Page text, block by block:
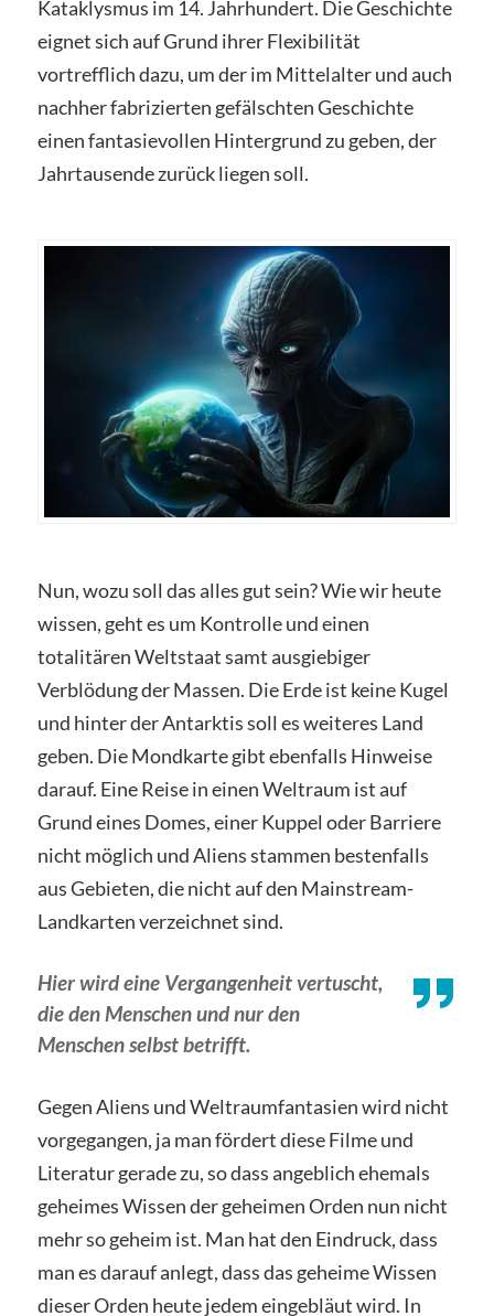
Kataklysmus im 14. Jahrhundert. Die Geschichte
eignet sich auf Grund ihrer Flexibilität
vortrefflich dazu, um der im Mittelalter und auch
nachher fabrizierten gefälschten Geschichte
einen fantasievollen Hintergrund zu geben, der
Jahrtausende zurück liegen soll.
Nun, wozu soll das alles gut sein? Wie wir heute
wissen, geht es um Kontrolle und einen
totalitären Weltstaat samt ausgiebiger
Verblödung der Massen. Die Erde ist keine Kugel
und hinter der Antarktis soll es weiteres Land
geben. Die Mondkarte gibt ebenfalls Hinweise
darauf. Eine Reise in einen Weltraum ist auf
Grund eines Domes, einer Kuppel oder Barriere
nicht möglich und Aliens stammen bestenfalls
aus Gebieten, die nicht auf den Mainstream-
Landkarten verzeichnet sind.
Hier wird eine Vergangenheit vertuscht,
die den Menschen und nur den
Menschen selbst betrifft.
Gegen Aliens und Weltraumfantasien wird nicht
vorgegangen, ja man fördert diese Filme und
Literatur gerade zu, so dass angeblich ehemals
geheimes Wissen der geheimen Orden nun nicht
mehr so geheim ist. Man hat den Eindruck, dass
man es darauf anlegt, dass das geheime Wissen
dieser Orden heute jedem eingebläut wird. In